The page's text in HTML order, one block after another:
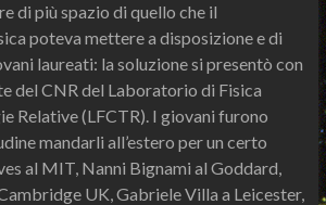
di più spazio di quello che il
poteva mettere a disposizione e di
laureati: la soluzione si presentò con
del CNR del Laboratorio di Fisica
Relative (LFCTR). I giovani furono
mandarli all’estero per un certo
al MIT, Nanni Bignami al Goddard,
UK, Gabriele Villa a Leicester,